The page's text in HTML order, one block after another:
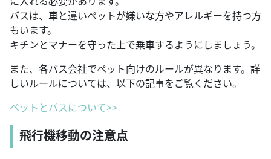
バスは、車と違いペットが嫌いな方やアレルギーを持つ方
もいます。
キチンとマナーを守った上で乗車するようにしましょう。
また、各バス会社でペット向けのルールが異なります。詳
しいルールについては、以下の記事をご覧ください。
ペットとバスについて>>
飛行機移動の注意点